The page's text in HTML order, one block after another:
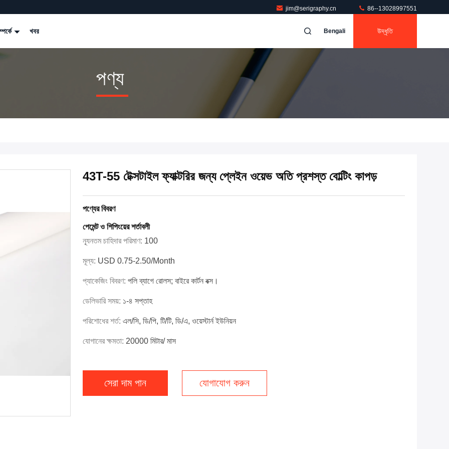
jim@serigraphy.cn 86--13028997551
খবর Bengali উদ্ধৃতি
পণ্য
43T-55 টেক্সটাইল ফ্যাক্টরির জন্য প্লেইন ওয়েভ অতি প্রশস্ত বোল্টিং কাপড়
পণ্যের বিবরণ
পেমেন্ট ও শিপিংয়ের শর্তাবলী
ন্যূনতম চাহিদার পরিমাণ: 100
মূল্য: USD 0.75-2.50/Month
প্যাকেজিং বিবরণ: পলি ব্যাগে রোলস; বাইরে কার্টন বক্স।
ডেলিভারি সময়: ১-৪ সপ্তাহ
পরিশোধের শর্ত: এল/সি, ডি/পি, টি/টি, ডি/এ, ওয়েস্টার্ন ইউনিয়ন
যোগানের ক্ষমতা: 20000 মিটার/ মাস
সেরা দাম পান যোগাযোগ করুন